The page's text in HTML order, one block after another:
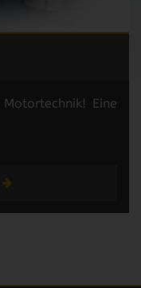
Eine